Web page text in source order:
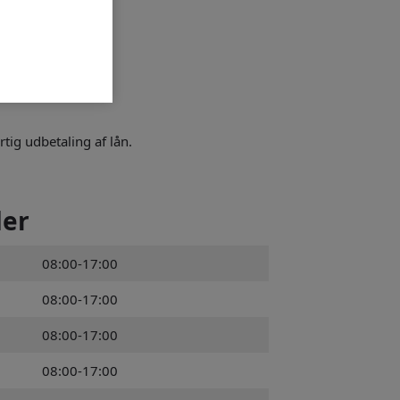
udbetaling af lån.
08:00-17:00
08:00-17:00
08:00-17:00
08:00-17:00